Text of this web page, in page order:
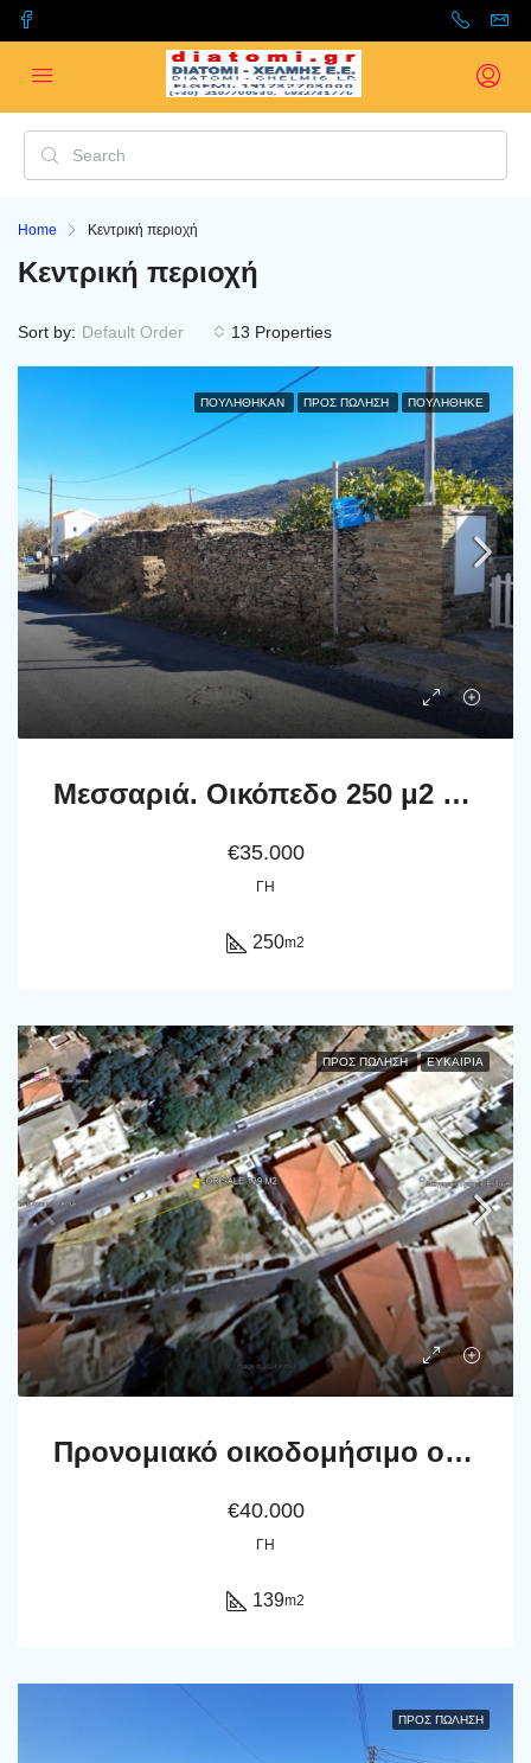
Home Κεντρική περιοχή
Κεντρική περιοχή
13 Properties
Sort by: Default Order
ΠΟΥΛΉΘΗΚΑΝ ΠΡΟΣ ΠΏΛΗΣΗ ΠΟΥΛΗΘΗΚΕ
Μεσσαριά. Οικόπεδο 250 μ2 επί της επαρχιακής οδού, με ερειπωμένο κτίσμα.
€35.000
ΓΗ
250m2
ΠΡΟΣ ΠΏΛΗΣΗ ΕΥΚΑΙΡΊΑ
Προνομιακό οικοδομήσιμο οικόπεδο 139 m2 στην Χώρα Άνδρου.
€40.000
ΓΗ
139m2
ΠΡΟΣ ΠΏΛΗΣΗ